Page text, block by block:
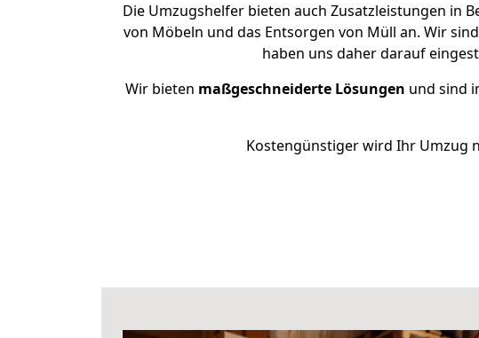
Die Umzugshelfer bieten auch Zusatzleistungen in
von Möbeln und das Entsorgen von Müll an. Wir
haben uns daher darauf
Wir bieten maßgeschneiderte Lösungen und sind
Kostengünstiger wird Ihr Umzug